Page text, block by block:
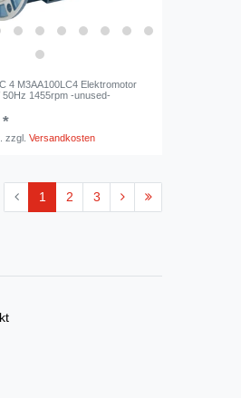
4 M3AA100LC4 Elektromotor
50Hz 1455rpm -unused-
*
zzgl.Versandkosten
1 2 3